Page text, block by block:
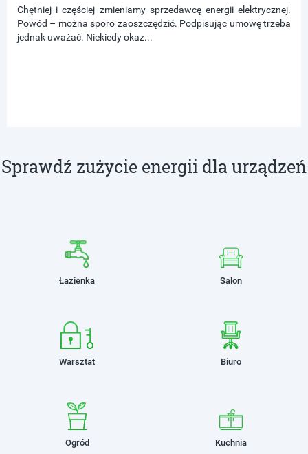
Chętniej i częściej zmieniamy sprzedawcę energii elektrycznej.
Powód – można sporo zaoszczędzić. Podpisując umowę trzeba
jednak uważać. Niekiedy okaz...
Sprawdź zużycie energii dla urządzeń
Łazienka Salon
Warsztat Biuro
Ogród Kuchnia